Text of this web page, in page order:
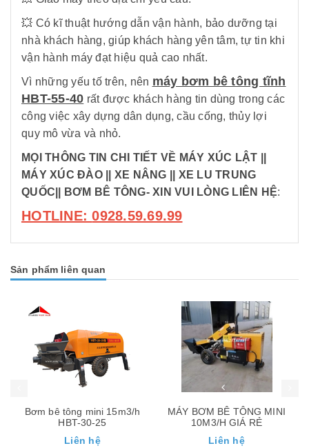
💥 Có kĩ thuật hướng dẫn vận hành, bảo dưỡng tại
nhà khách hàng, giúp khách hàng yên tâm, tự tin khi
vận hành máy đạt hiệu quả cao nhất.
Vì những yếu tố trên, nên máy bơm bê tông tĩnh
HBT-55-40 rất được khách hàng tin dùng trong các
công việc xây dựng dân dụng, cầu cống, thủy lợi
quy mô vừa và nhỏ.
MỌI THÔNG TIN CHI TIẾT VỀ MÁY XÚC LẬT ||
MÁY XÚC ĐÀO || XE NÂNG || XE LU TRUNG
QUỐC|| BƠM BÊ TÔNG- XIN VUI LÒNG LIÊN HỆ:
HOTLINE:0928.59.69.99
Sản phẩm liên quan
Bơm bê tông mini 15m3/h
HBT-30-25
Liên hệ
MÁY BƠM BÊ TÔNG MINI
10M3/H GIÁ RẺ
Liên hệ